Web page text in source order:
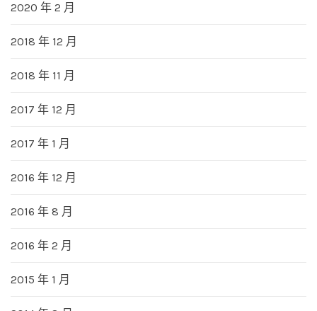
2020 年 2 月
2018 年 12 月
2018 年 11 月
2017 年 12 月
2017 年 1 月
2016 年 12 月
2016 年 8 月
2016 年 2 月
2015 年 1 月